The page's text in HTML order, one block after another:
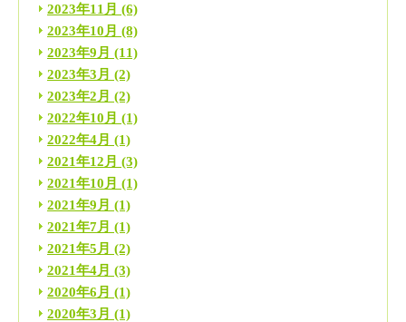
2023年11月 (6)
2023年10月 (8)
2023年9月 (11)
2023年3月 (2)
2023年2月 (2)
2022年10月 (1)
2022年4月 (1)
2021年12月 (3)
2021年10月 (1)
2021年9月 (1)
2021年7月 (1)
2021年5月 (2)
2021年4月 (3)
2020年6月 (1)
2020年3月 (1)